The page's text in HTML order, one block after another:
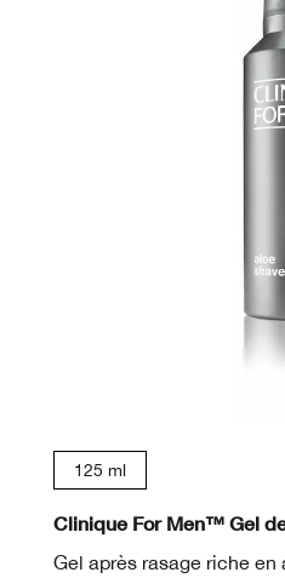
125 ml
Clinique For Men™ Gel
Gel après rasage riche